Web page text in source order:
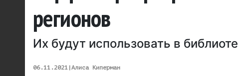
регионов
Их будут использовать в
06.11.2021 |Алиса Киперман